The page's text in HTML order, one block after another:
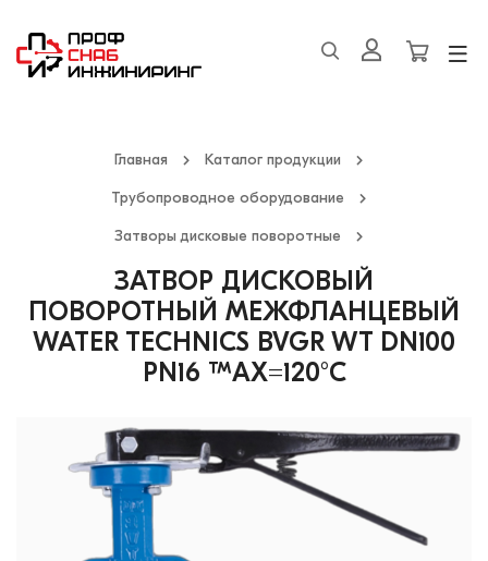
Главная Каталог продукции
Трубопроводное оборудование
Затворы дисковые поворотные
ЗАТВОР ДИСКОВЫЙ
ПОВОРОТНЫЙ МЕЖФЛАНЦЕВЫЙ
WATER TECHNICS BVGR WT DN100
PN16 TMAX=120°С